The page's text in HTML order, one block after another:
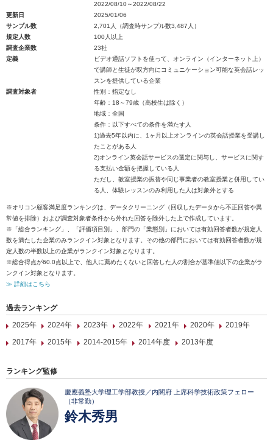
2022/08/10～2022/08/22
更新日
2025/01/06
サンプル数
2,701人（調査時サンプル数3,487人）
規定人数
100人以上
調査企業数
23社
定義
ビデオ通話ソフトを使って、オンライン（インターネット上）
で講師と生徒が双方向にコミュニケーション可能な英会話レッ
スンを提供している企業
調査対象者
性別：指定なし
年齢：18～79歳（高校生は除く）
地域：全国
条件：以下すべての条件を満たす人
1)過去5年以内に、1ヶ月以上オンラインの英会話授業を受講し
たことがある人
2)オンライン英会話サービスの選定に関与し、サービスに関す
る支払い金額を把握している人
ただし、教室授業の振替や同じ事業者の教室授業と併用してい
る人、体験レッスンのみ利用した人は対象外とする
※オリコン顧客満足度ランキングは、データクリーニング（回収したデータから不正回答や異
常値を排除）および調査対象者条件から外れた回答を除外した上で作成しています。
※「総合ランキング」、「評価項目別」、部門の「業態別」においては有効回答者数が規定人
数を満たした企業のみランクイン対象となります。その他の部門においては有効回答者数が規
定人数の半数以上の企業がランクイン対象となります。
※総合得点が60.0点以上で、他人に薦めたくないと回答した人の割合が基準値以下の企業がラ
ンクイン対象となります。
≫ 詳細はこちら
過去ランキング
2025年
2024年 2023年 2022年 2021年 2020年
2019年
2017年
2015年 2014-2015年 2014年度 2013年度
ランキング監修
慶應義塾大学理工学部教授／内閣府 上席科学技術政策フェロー
（非常勤）
鈴木秀男